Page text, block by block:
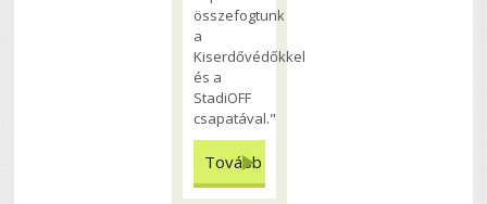
összefogtunk
a
Kiserdővédőkkel
és a
StadiOFF
csapatával."
Tovább